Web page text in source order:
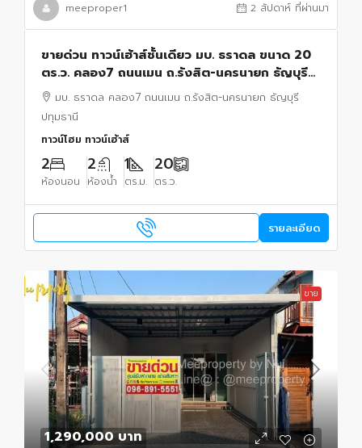
meeproper1 2 สัปดาห์ ที่ผ่านมา
ขายด่วน ทาวน์เฮ้าส์ชั้นเดียว มบ. ธราดล ขนาด 20
ตร.ว. คลอง7 ถนนเมน ถ.รังสิต-นครนายก ธัญบุรี
ปทุมธานี
มบ. ธราดล คลอง7 ถนนเมน ถ.รังสิต-นครนายก ธัญบุรี
ปทุมธานี
ทาวน์โฮม ทาวน์เฮ้าส์
2
ห้องนอน
2
ห้องน้ำ
1
ตร.ม.
20
ตร.ว.
รายละเอียด
ขาย
1,290,000 บาท